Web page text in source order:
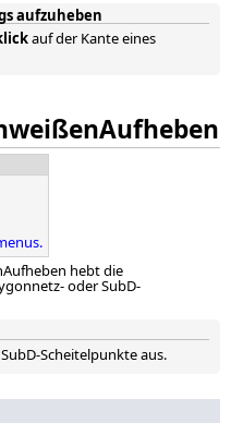
aufzuheben
auf der Kante eines
hebt die
oder SubD-
Scheitelpunkte aus.